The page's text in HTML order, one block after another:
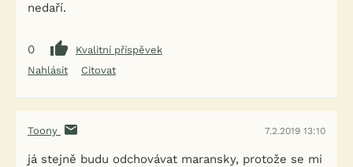
nedaří.
0
Kvalitní příspěvek
Nahlásit
Citovat
Toony 7.2.2019 13:10
já stejně budu odchovávat maransky, protože se mi